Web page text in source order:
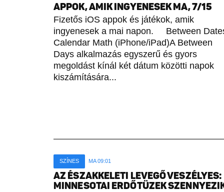
APPOK, AMIK INGYENESEK MA, 7/15
Fizetős iOS appok és játékok, amik
ingyenesek a mai napon. Between
Calendar Math (iPhone/iPad)A Between
Days alkalmazás egyszerű és gyors
megoldást kínál két dátum közötti napok
kiszámítására...
SZÍNES MA 09:01
AZ ÉSZAKKELETI LEVEGŐ VESZÉLYES:
MINNESOTAI ERDŐTÜZEK